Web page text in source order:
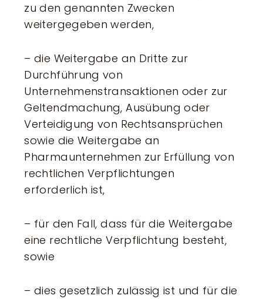
zu den genannten Zwecken
weitergegeben werden,
– die Weitergabe an Dritte zur
Durchführung von
Unternehmenstransaktionen oder zur
Geltendmachung, Ausübung oder
Verteidigung von Rechtsansprüchen
sowie die Weitergabe an
Pharmaunternehmen zur Erfüllung von
rechtlichen Verpflichtungen
erforderlich ist,
– für den Fall, dass für die Weitergabe
eine rechtliche Verpflichtung besteht,
sowie
– dies gesetzlich zulässig ist und für die